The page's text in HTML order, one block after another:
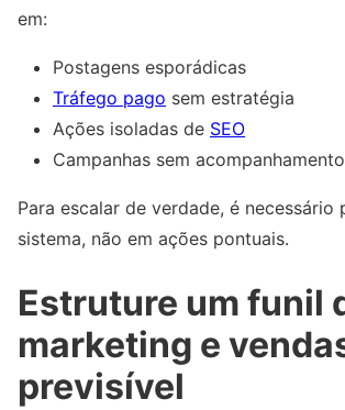
em:
Postagens esporádicas
Tráfego pago sem estratégia
Ações isoladas de SEO
Campanhas sem
Para escalar de verdade, é necessário
sistema, não em ações pontuais.
Estruture um funil
marketing e
previsível